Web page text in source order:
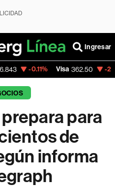
Ingresar
Visa 362.50 -2.15%
para
de
informa